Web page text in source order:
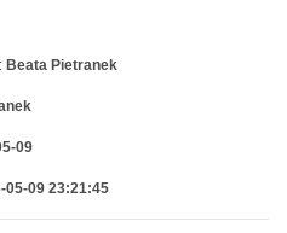
Beata Pietranek
09
05-09 23:21:45